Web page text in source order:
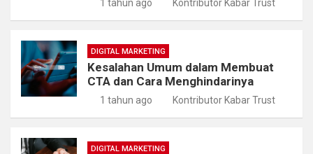
1 tahun ago Kontributor Kabar Trust
DIGITAL MARKETING
Kesalahan Umum dalam Membuat
CTA dan Cara Menghindarinya
1 tahun ago Kontributor Kabar Trust
DIGITAL MARKETING